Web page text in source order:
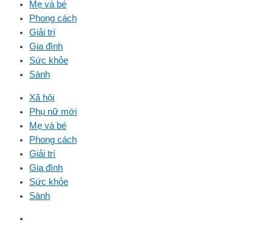
Mẹ và bé
Phong cách
Giải trí
Gia đình
Sức khỏe
Sành
Xã hội
Phụ nữ mới
Mẹ và bé
Phong cách
Giải trí
Gia đình
Sức khỏe
Sành